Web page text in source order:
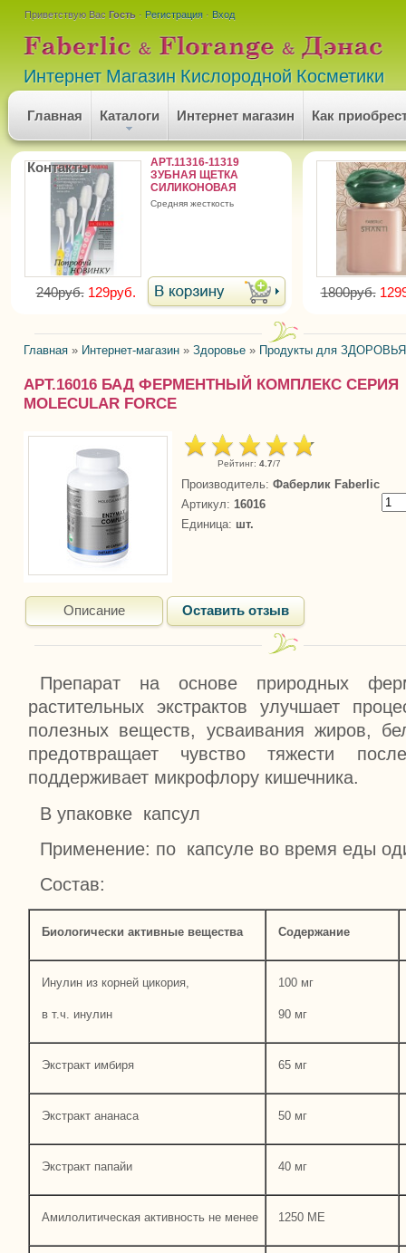
Приветствую Вас Гость · Регистрация · Вход
Интернет Магазин Кислородной Косметики
Главная Каталоги Интернет магазин Как
Контакты
АРТ.11316-11319
ЗУБНАЯ ЩЕТКА
СИЛИКОНОВАЯ
средняя жесткость
240руб. 129руб. 1800руб.
Главная » Интернет-магазин » Здоровье » Продукты для ЗДОРОВЬЯ
АРТ.16016 БАД ФЕРМЕНТНЫЙ КОМПЛЕКС СЕРИЯ
MOLECULAR FORCE
Рейтинг: 4.7/7
Производитель: Фаберлик Faberlic
Артикул: 16016
Единица: шт.
Описание Оставить отзыв
Препарат на основе природных
растительных экстрактов улучшает
полезных веществ, усваивания жиров,
предотвращает чувство тяжести
поддерживает микрофлору кишечника.
В упаковке капсул
Применение: по капсуле во время еды
Состав:
Биологически активные вещества Содержание
Инулин из корней цикория,
в т.ч. инулин
100 мг
90 мг
Экстракт имбиря 65 мг
Экстракт ананаса 50 мг
Экстракт папайи 40 мг
Амилолитическая активность не менее 1250 ME